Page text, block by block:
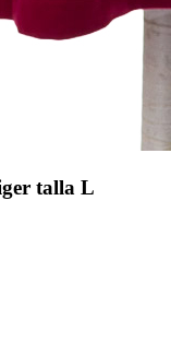
talla L